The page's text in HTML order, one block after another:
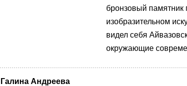
бронзовый памятник
изобразительном
видел себя
окружающие
Галина Андреева